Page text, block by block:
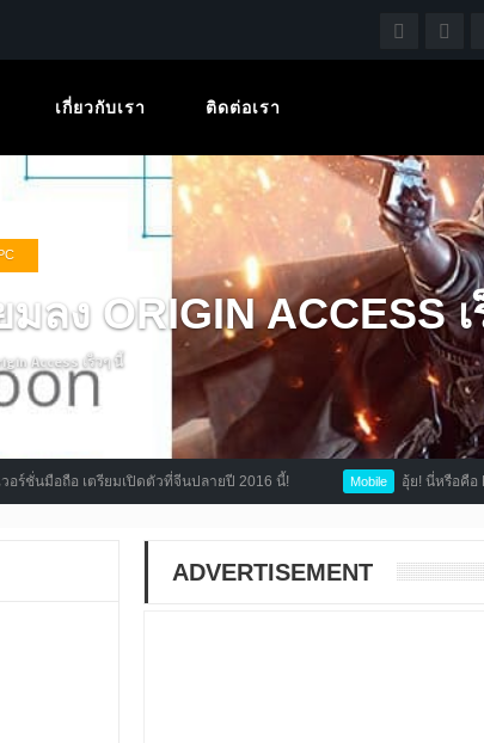
เกี่ยวกับเรา ติดต่อเรา
ลง ORIGIN ACCESS
Access เร็วๆ นี้
อถือ เตรียมเปิดตัวที่จีนปลายปี 2016 นี้! อุ้ย! นี่หรือคือ PUBG
ADVERTISEMENT